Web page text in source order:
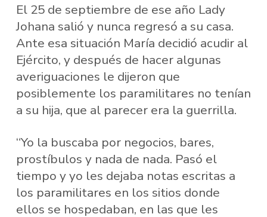
El 25 de septiembre de ese año Lady
Johana salió y nunca regresó a su casa.
Ante esa situación María decidió acudir al
Ejército, y después de hacer algunas
averiguaciones le dijeron que
posiblemente los paramilitares no tenían
a su hija, que al parecer era la guerrilla.
“Yo la buscaba por negocios, bares,
prostíbulos y nada de nada. Pasó el
tiempo y yo les dejaba notas escritas a
los paramilitares en los sitios donde
ellos se hospedaban, en las que les